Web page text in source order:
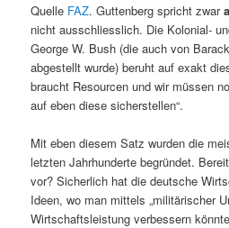
Quelle FAZ. Guttenberg spricht zwar
nicht ausschliesslich. Die Kolonial-
George W. Bush (die auch von
abgestellt wurde) beruht auf exakt
braucht Resourcen und wir müssen
auf eben diese sicherstellen“.
Mit eben diesem Satz wurden die
letzten Jahrhunderte begründet.
vor? Sicherlich hat die deutsche
Ideen, wo man mittels „militärischer
Wirtschaftsleistung verbessern